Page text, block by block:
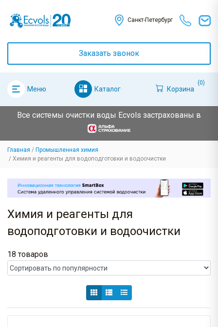
Санкт-Петербург
Заказать звонок
Меню Каталог Корзина
(0)
Все системы очистки воды Ecvols застрахованы в
Главная
Промышленная химия
Химия и реагенты для водоподготовки и водоочистки
Химия и реагенты для
водоподготовки и водоочистки
18 товаров